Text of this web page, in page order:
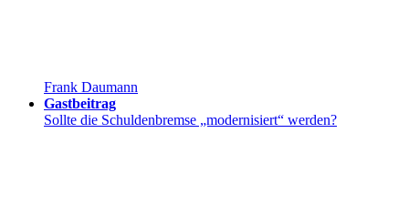
Frank Daumann
Gastbeitrag
Sollte die Schuldenbremse „modernisiert“ werden?